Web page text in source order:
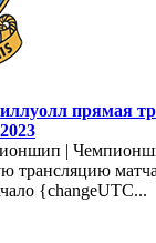
прямая
|
трансляцию
{changeUTC...